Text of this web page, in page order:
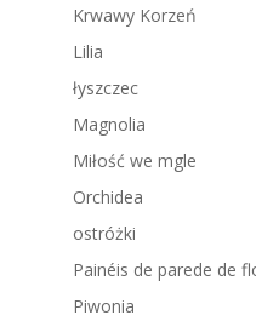
Krwawy Korzeń
Lilia
łyszczec
Magnolia
Miłość we mgle
Orchidea
ostróżki
Painéis de parede de
Piwonia